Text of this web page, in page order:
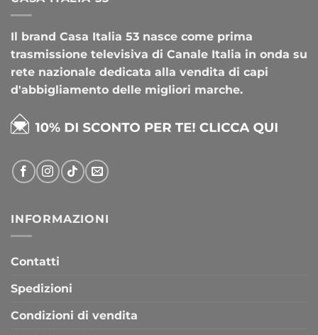
Il brand Casa Italia 53 nasce come prima
trasmissione televisiva di Canale Italia in onda su
rete nazionale dedicata alla vendita di capi
d'abbigliamento delle migliori marche.
INFORMAZIONI
Contatti
Spedizioni
Condizioni di vendita